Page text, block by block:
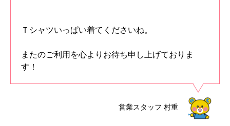
Ｔシャツいっぱい着てくださいね。
またのご利用を心よりお待ち申し上げておりま
す！
営業スタッフ 村重